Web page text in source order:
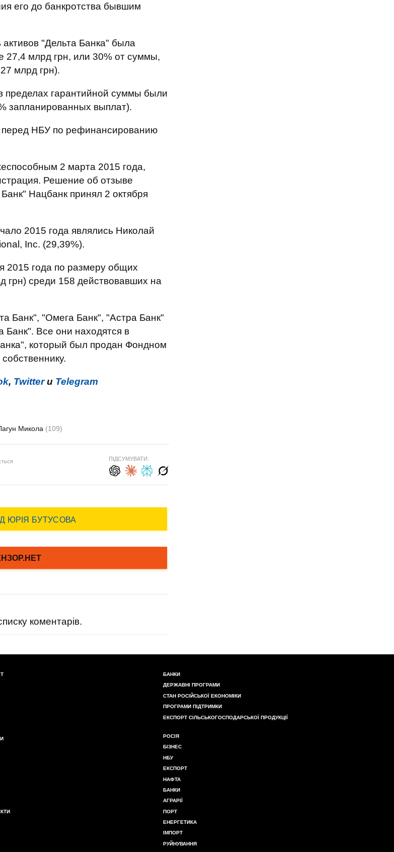
его до банкротства бывшим
"Дельта Банка" была
млрд грн, или 30% от суммы,
млрд грн).
пределах гарантийной суммы были
запланированных выплат).
перед НБУ по рефинансированию
2 марта 2015 года,
Решение об отзыве
Нацбанк принял 2 октября
2015 года являлись Николай
Inc. (29,39%).
2015 года по размеру общих
грн) среди 158 действовавших на
Банк", "Омега Банк", "Астра Банк"
Банк". Все они находятся в
который был продан Фондном
, Twitterи Telegram
Микола (109)
ПІДСУМУВАТИ:
коментарів.
БАНКИ
ДЕРЖАВНІ ПРОГРАМИ
СТАН РОСІЙСЬКОЇ ЕКОНОМІКИ
ПРОГРАМИ ПІДТРИМКИ
ЕКСПОРТ СІЛЬСЬКОГОСПОДАРСЬКОЇ ПРОДУКЦІЇ
РОСІЯ
БІЗНЕС
НБУ
ЕКСПОРТ
НАФТА
БАНКИ
АГРАРІЇ
ПОРТ
ЕНЕРГЕТИКА
ІМПОРТ
РУЙНУВАННЯ